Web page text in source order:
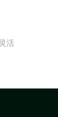
活